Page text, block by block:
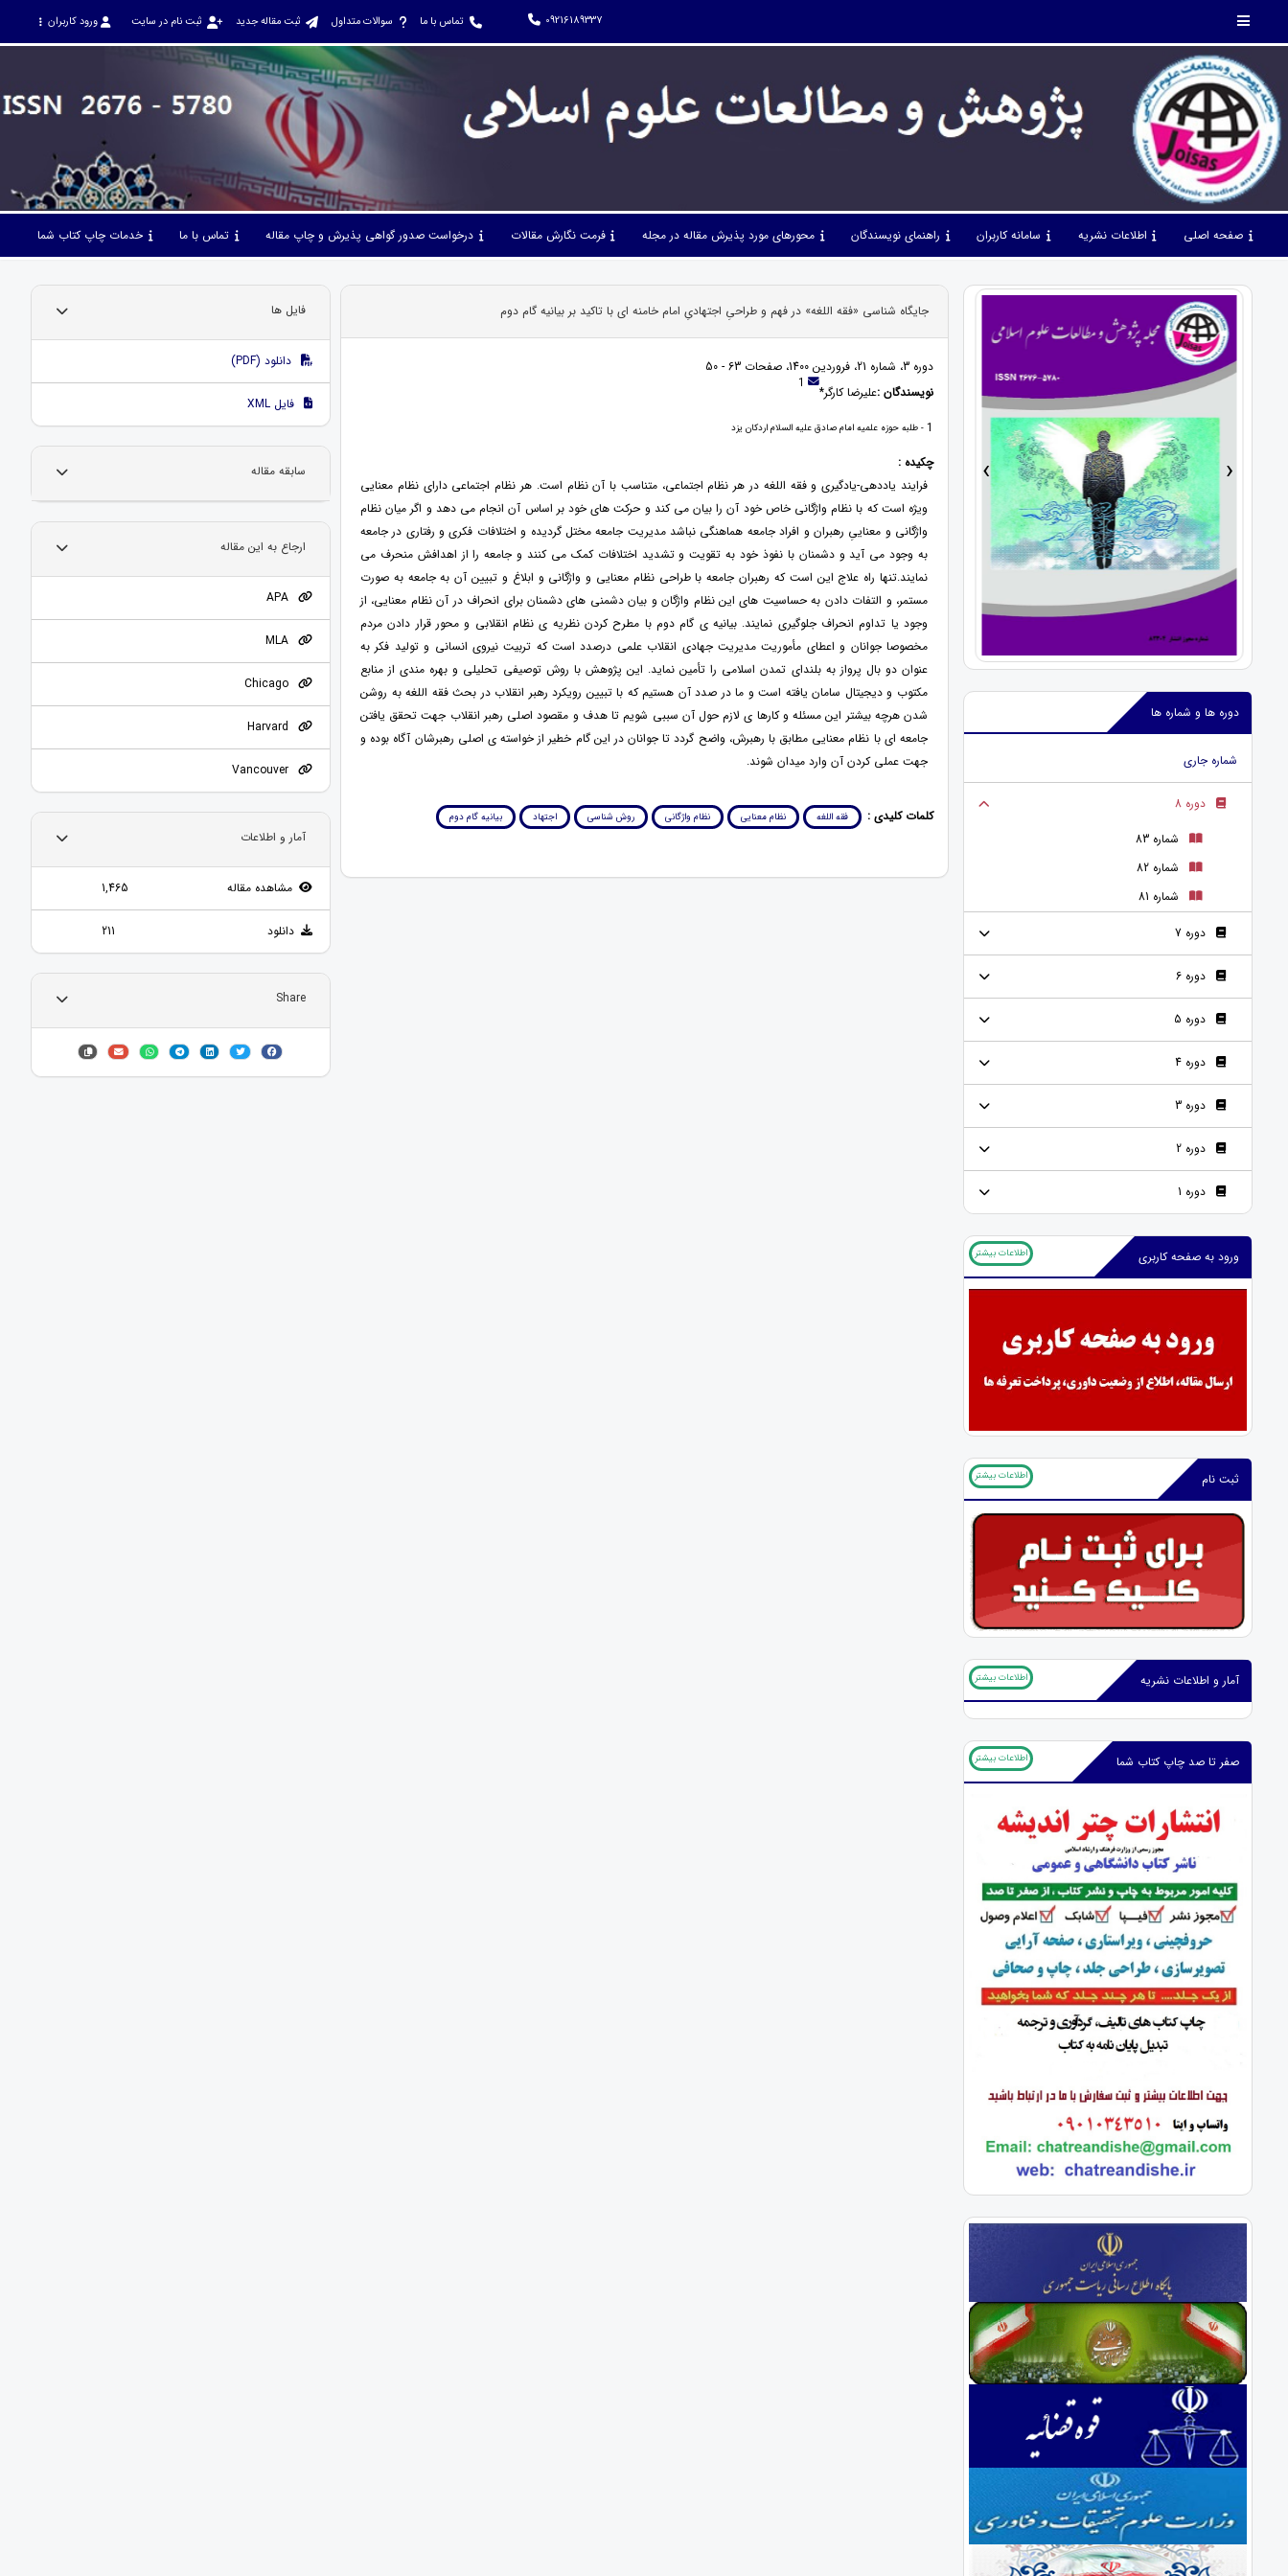
09216189337 تماس با ما سوالات متداول ثبت مقاله جدید ثبت نام در سایت ورود کاربران
صفحه اصلی اطلاعات نشریه سامانه کاربران راهنمای نویسندگان محورهای مورد پذیرش مقاله در مجله فرمت نگارش مقالات درخواست صدور گواهی پذیرش و چاپ مقاله تماس با ما خدمات چاپ کتاب شما
› ‹
دوره ها و شماره ها
شماره جاری
دوره 8
شماره 83
شماره 82
شماره 81
دوره 7
دوره 6
دوره 5
دوره 4
دوره 3
دوره 2
دوره 1
ورود به صفحه کاربری اطلاعات بیشتر
ثبت نام اطلاعات بیشتر
آمار و اطلاعات نشریه اطلاعات بیشتر
صفر تا صد چاپ کتاب شما اطلاعات بیشتر
جایگاه شناسی «فقه اللغه» در فهم و طراحیِ اجتهادیِ امام خامنه ای با تاکید بر بیانیه گام دوم
دوره 3، شماره 21، فروردین 1400، صفحات 63 - 50
نویسندگان :علیرضا کارگر* 1
1 - طلبه حوزه علمیه امام صادق علیه السلام اردکان یزد
چکیده :
فرایند یاددهی-یادگیری و فقه اللغه در هر نظام اجتماعی، متناسب با آن نظام است. هر نظام اجتماعی دارای نظام معنایی
ویژه است که با نظام واژگانی خاص خود آن را بیان می کند و حرکت های خود بر اساس آن انجام می دهد و اگر میان نظام
واژگانی و معناییِ رهبران و افراد جامعه هماهنگی نباشد مدیریت جامعه مختل گردیده و اختلافات فکری و رفتاری در جامعه
به وجود می آید و دشمنان با نفوذ خود به تقویت و تشدید اختلافات کمک می کنند و جامعه را از اهدافش منحرف می
نمایند.تنها راه علاج این است که رهبران جامعه با طراحی نظام معنایی و واژگانی و ابلاغ و تبیین آن به جامعه به صورت
مستمر، و التفات دادن به حساسیت های این نظام واژگان و بیان دشمنی های دشمنان برای انحراف در آن نظام معنایی، از
وجود یا تداوم انحراف جلوگیری نمایند. بیانیه ی گام دوم با مطرح کردن نظریه ی نظام انقلابی و محور قرار دادن مردم
مخصوصا جوانان و اعطای مأموریت مدیریت جهادی انقلاب علمی درصدد است که تربیت نیروی انسانی و تولید فکر به
عنوان دو بال پرواز به بلندای تمدن اسلامی را تأمین نماید. این پژوهش با روش توصیفی تحلیلی و بهره مندی از منابع
مکتوب و دیجیتال سامان یافته است و ما در صدد آن هستیم که با تبیین رویکرد رهبر انقلاب در بحث فقه اللغه به روشن
شدن هرچه بیشتر این مسئله و کارها ی لازم حول آن سببی شویم تا هدف و مقصود اصلی رهبر انقلاب جهت تحقق یافتن
جامعه ای با نظام معنایی مطابق با رهبرش، واضح گردد تا جوانان در این گام خطیر از خواسته ی اصلی رهبرشان آگاه بوده و
جهت عملی کردن آن وارد میدان شوند.
کلمات کلیدی : فقه اللغه نظام معنایی نظام واژگانی روش شناسی اجتهاد بیانیه گام دوم
فایل ها
دانلود (PDF)
فایل XML
سابقه مقاله
ارجاع به این مقاله
آمار و اطلاعات
مشاهده مقاله 1,465
دانلود 211
Share